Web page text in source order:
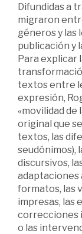
Difundidas a
migraron
géneros y las
publicación y
Para explicar
textos entre
expresión,
«movilidad de
original que
textos, las
seudónimos),
discursivos,
formatos, las
impresas, las
correcciones
o las